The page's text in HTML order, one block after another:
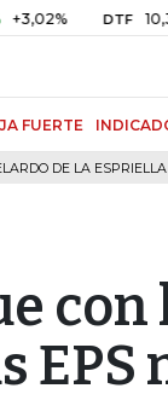
DTF 10,34%
FUERTE
DE LA ESPRIELLA
con
EPS